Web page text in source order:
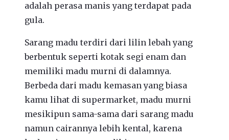
adalah perasa manis yang terdapat pada
gula.
Sarang madu terdiri dari lilin lebah yang
berbentuk seperti kotak segi enam dan
memiliki madu murni di dalamnya.
Berbeda dari madu kemasan yang biasa
kamu lihat di supermarket, madu murni
mesikipun sama-sama dari sarang madu
namun cairannya lebih kental, karena